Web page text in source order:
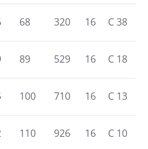
68 320 16 C 38
89 529 16 C 18
100 710 16 C 13
110 926 16 C 10